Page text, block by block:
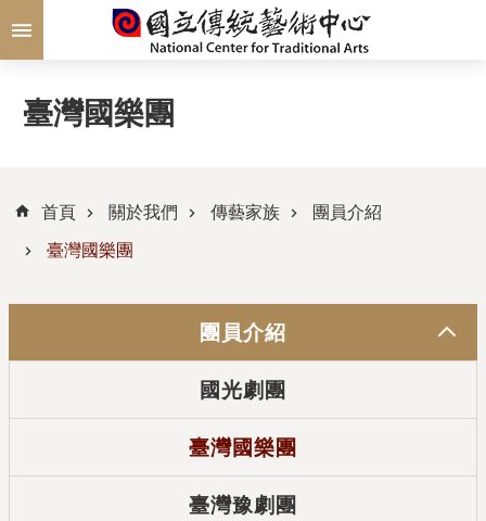
跳到主要內容區塊
臺灣國樂團
首頁 關於我們 傳藝家族 團員介紹
臺灣國樂團
團員介紹
國光劇團
臺灣國樂團
臺灣豫劇團